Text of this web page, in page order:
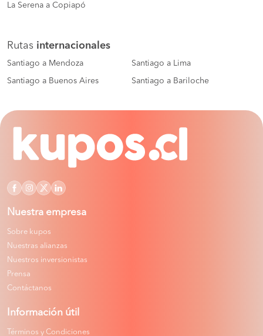
La Serena a Copiapó
Rutas internacionales
Santiago a Mendoza Santiago a Lima
Santiago a Buenos Aires Santiago a Bariloche
Nuestra empresa
Sobre kupos
Nuestras alianzas
Nuestros inversionistas
Prensa
Contáctanos
Información útil
Términos y Condiciones